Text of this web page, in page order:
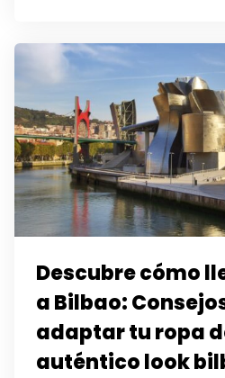
Descubre cómo
a Bilbao:
adaptar tu ropa
auténtico look